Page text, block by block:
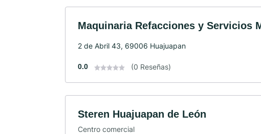
Maquinaria Refacciones y Servicios
2 de Abril 43, 69006 Huajuapan
0.0 (0 Reseñas)
Steren Huajuapan de León
Centro comercial